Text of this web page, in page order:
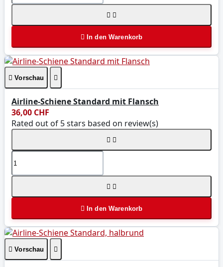
 
 In den Warenkorb
 Vorschau 
Airline-Schiene Standard mit Flansch
36,00 CHF
Rated out of 5 stars based on review(s)
 
 
 In den Warenkorb
 Vorschau 